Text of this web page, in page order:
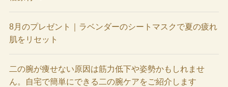
8月のプレゼント｜ラベンダーのシートマスクで夏の疲れ
肌をリセット
二の腕が痩せない原因は筋力低下や姿勢かもしれませ
ん。自宅で簡単にできる二の腕ケアをご紹介します